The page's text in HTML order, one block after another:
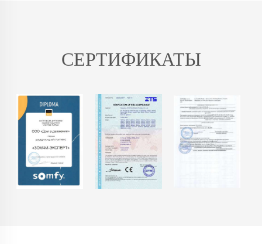
СЕРТИФИКАТЫ